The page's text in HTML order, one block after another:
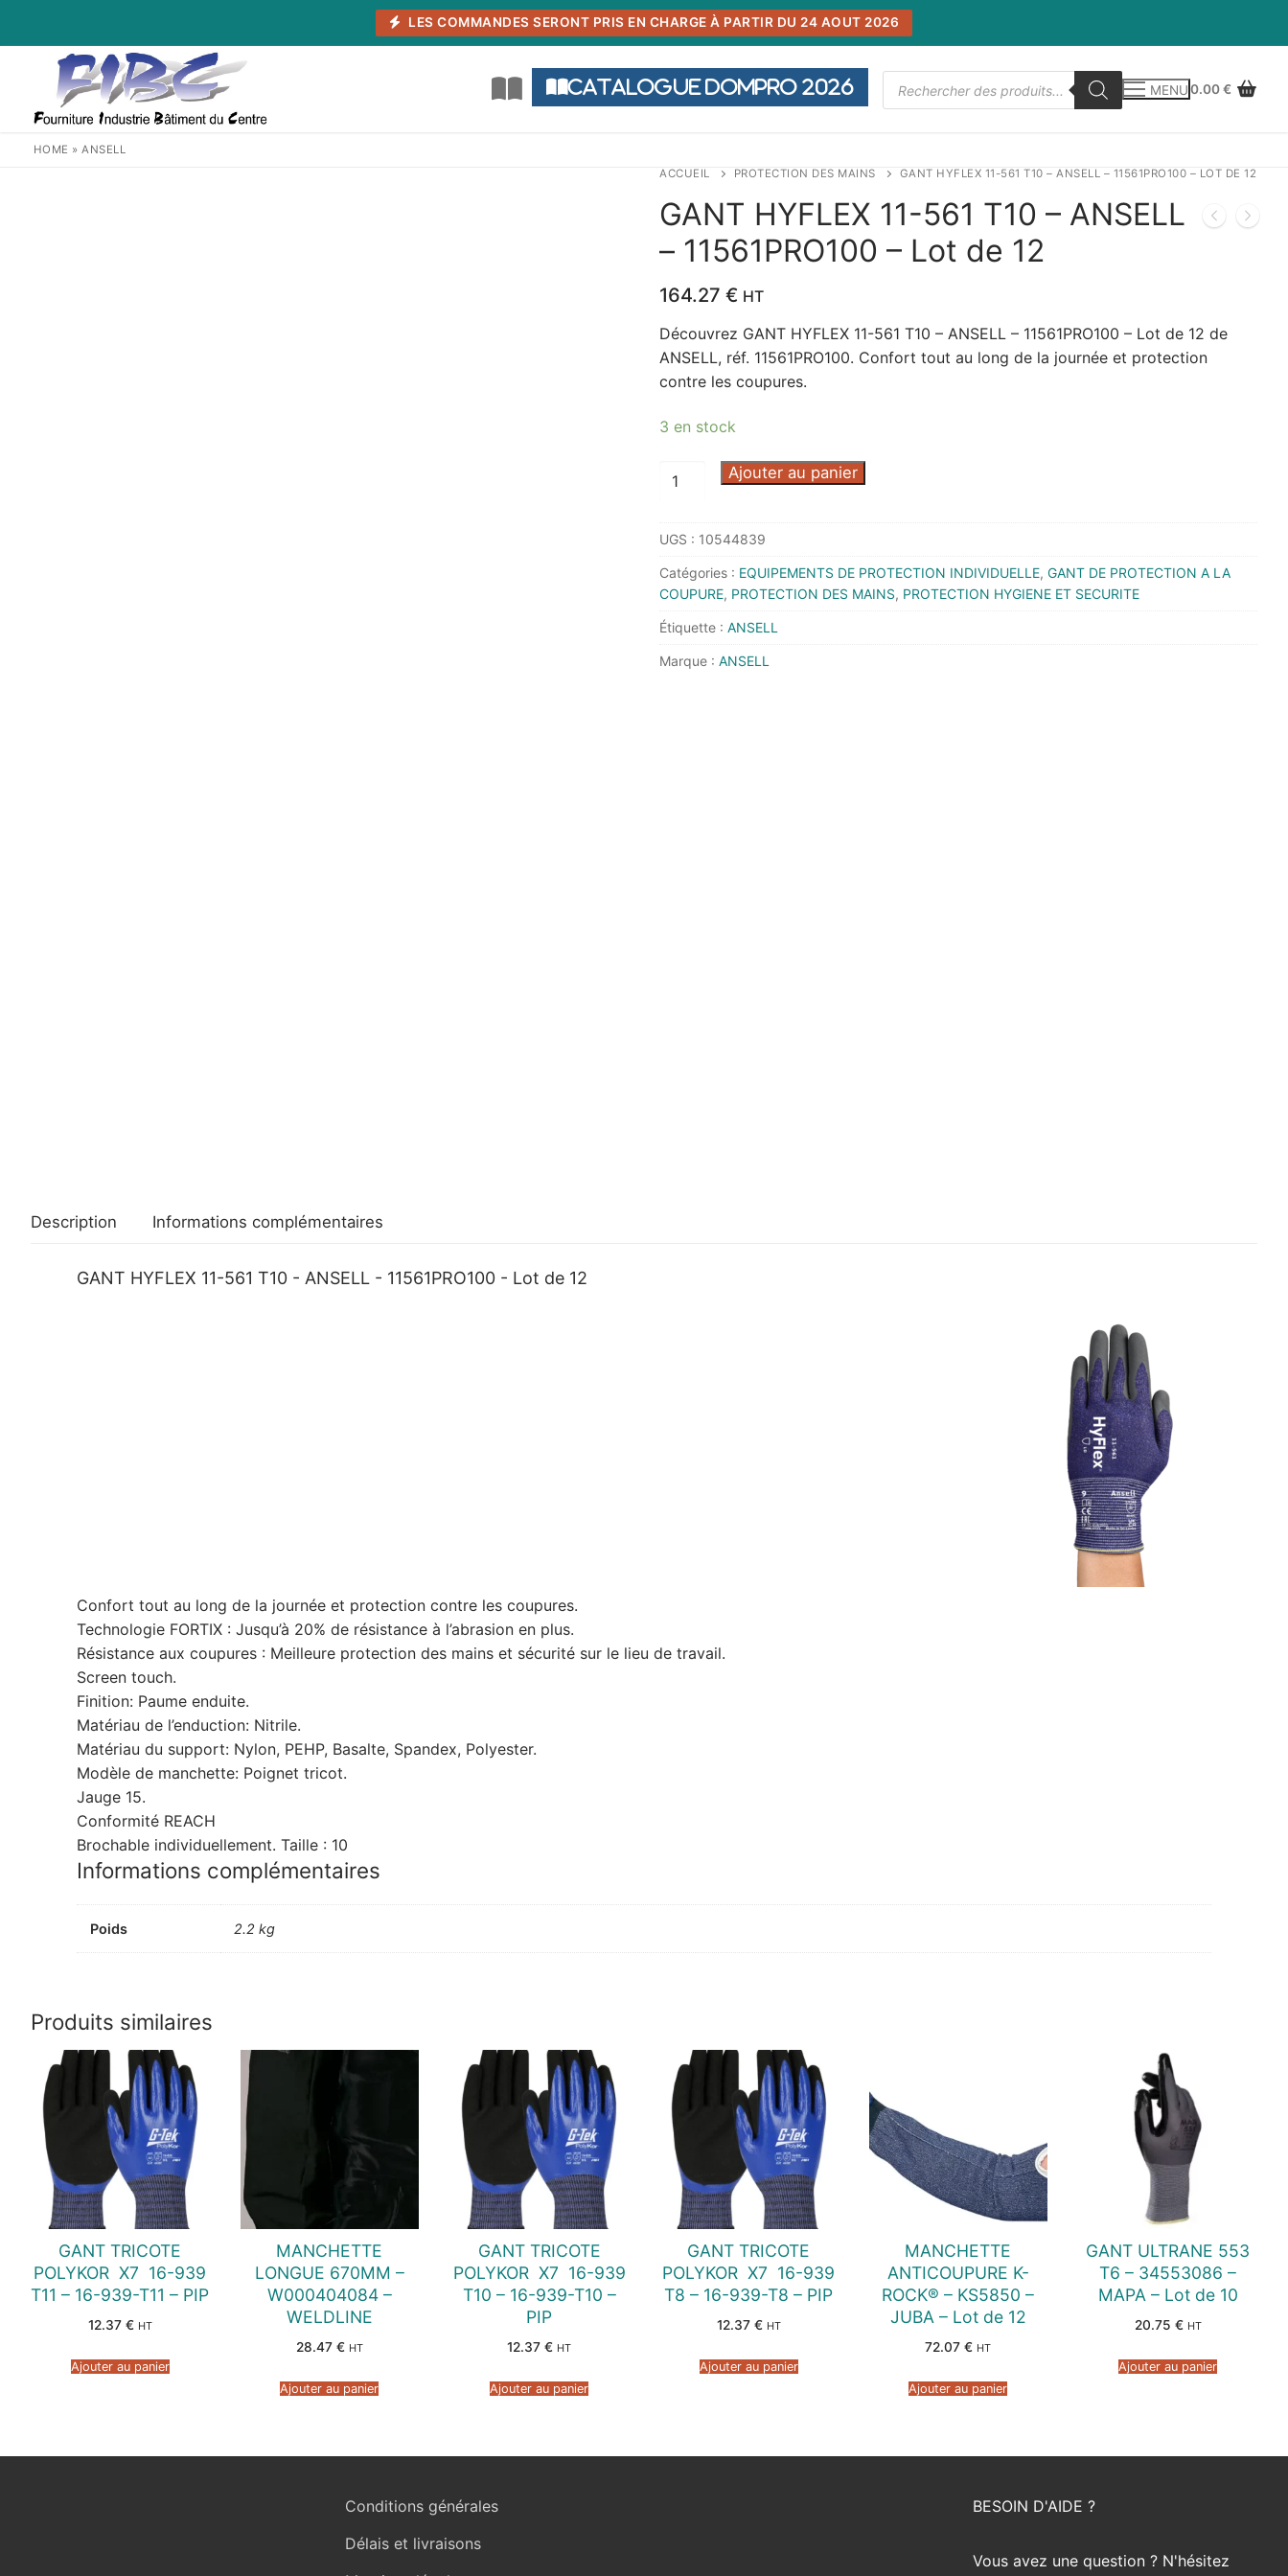
LES COMMANDES SERONT PRIS EN CHARGE À PARTIR DU 24 AOUT 2026
Catalogue DOMPRO 2026
Recherche
de
produits
MENU0.00€
HOME »ANSELL
ACCUEIL
PROTECTION DES MAINS GANT HYFLEX 11-561 T10 – ANSELL – 11561PRO100 – LOT DE 12
GANT HYFLEX 11-561 T10 – ANSELL
– 11561PRO100 – Lot de 12
164.27 € HT
Découvrez GANT HYFLEX 11-561 T10 – ANSELL – 11561PRO100 – Lot de 12 de
ANSELL, réf. 11561PRO100. Confort tout au long de la journée et protection
contre les coupures.
3 en stock
quantité
HYFLEX
11-
561
T10
ANSELL
Ajouter au panier
UGS : 10544839
Catégories : EQUIPEMENTS DE PROTECTION INDIVIDUELLE, GANT DE PROTECTION A LA
COUPURE, PROTECTION DES MAINS, PROTECTION HYGIENE ET SECURITE
Étiquette : ANSELL
Marque : ANSELL
Description Informations complémentaires
GANT HYFLEX 11-561 T10 - ANSELL - 11561PRO100 - Lot de 12
Confort tout au long de la journée et protection contre les coupures.
Technologie FORTIX : Jusqu’à 20% de résistance à l’abrasion en plus.
Résistance aux coupures : Meilleure protection des mains et sécurité sur le lieu de travail.
Screen touch.
Finition: Paume enduite.
Matériau de l’enduction: Nitrile.
Matériau du support: Nylon, PEHP, Basalte, Spandex, Polyester.
Modèle de manchette: Poignet tricot.
Jauge 15.
Conformité REACH
Brochable individuellement. Taille : 10
Informations complémentaires
Poids 2.2 kg
Produits similaires
GANT TRICOTE
POLYKOR  X7  16-939
T11 – 16-939-T11 – PIP
12.37 € HT
Ajouter au panier
MANCHETTE
LONGUE 670MM –
W000404084 –
WELDLINE
28.47 € HT
Ajouter au panier
GANT TRICOTE
POLYKOR  X7  16-939
T10 – 16-939-T10 –
PIP
12.37€ HT
Ajouter au panier
GANT TRICOTE
POLYKOR  X7  16-939
T8 – 16-939-T8 – PIP
12.37 € HT
Ajouter au panier
MANCHETTE
ANTICOUPURE K-
ROCK® – KS5850 –
JUBA – Lot de 12
72.07€ HT
Ajouter au panier
GANT ULTRANE 553
T6 – 34553086 –
MAPA – Lot de 10
20.75 € HT
Ajouter au panier
Conditions générales
Délais et livraisons
BESOIN D'AIDE ?
Vous avez une question ? N'hésitez